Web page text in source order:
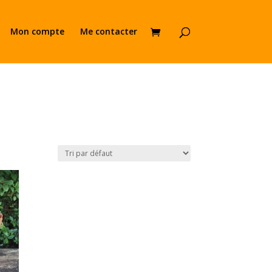
Mon compte Me contacter